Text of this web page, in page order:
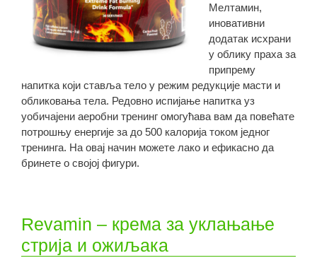
Мелтамин,
иновативни
додатак исхрани
у облику праха за
припрему
напитка који ставља тело у режим редукције масти и
обликовања тела. Редовно испијање напитка уз
уобичајени аеробни тренинг омогућава вам да повећате
потрошњу енергије за до 500 калорија током једног
тренинга. На овај начин можете лако и ефикасно да
бринете о својој фигури.
Revamin – крема за уклањање
стрија и ожиљака